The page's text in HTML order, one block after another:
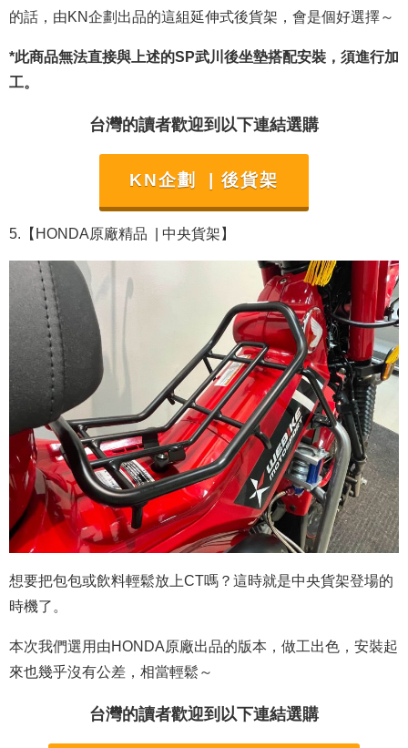
的話，由KN企劃出品的這組延伸式後貨架，會是個好選擇～
*此商品無法直接與上述的SP武川後坐墊搭配安裝，須進行加
工。
台灣的讀者歡迎到以下連結選購
KN企劃 | 後貨架
5.【HONDA原廠精品 | 中央貨架 】
想要把包包或飲料輕鬆放上CT嗎？這時就是中央貨架登場的
時機了。
本次我們選用由HONDA原廠出品的版本，做工出色，安裝起
來也幾乎沒有公差，相當輕鬆～
台灣的讀者歡迎到以下連結選購